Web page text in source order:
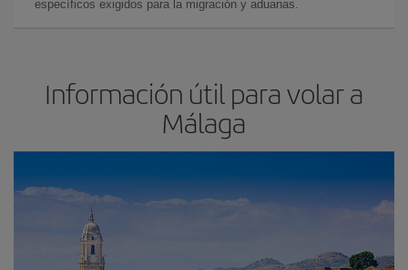
específicos exigidos para la migración y aduanas.
Información útil para volar a
Málaga